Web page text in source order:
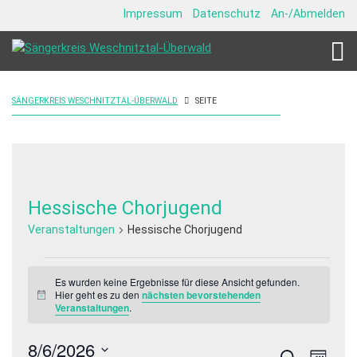
Impressum Datenschutz An-/Abmelden
SÄNGERKREIS WESCHNITZTAL-ÜBERWALD SEITE
Hessische Chorjugend
Veranstaltungen Hessische Chorjugend
Hinweis
Es wurden keine Ergebnisse für diese Ansicht gefunden.
Hier geht es zu dennächsten bevorstehenden
Veranstaltungen.
8/6/2026